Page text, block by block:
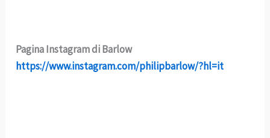
Pagina Instagram di Barlow
https://www.instagram.com/philipbarlow/?hl=it